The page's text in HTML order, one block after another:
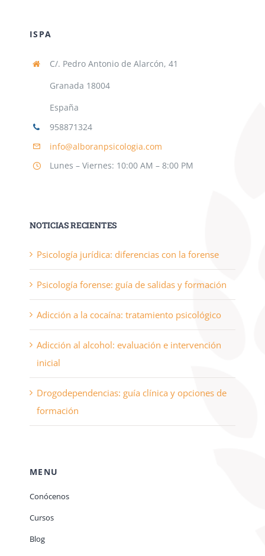
ISPA
C/. Pedro Antonio de Alarcón, 41
Granada 18004
España
958871324
info@alboranpsicologia.com
Lunes – Viernes: 10:00 AM – 8:00 PM
NOTICIAS RECIENTES
Psicología jurídica: diferencias con la forense
Psicología forense: guía de salidas y formación
Adicción a la cocaína: tratamiento psicológico
Adicción al alcohol: evaluación e intervención
inicial
Drogodependencias: guía clínica y opciones de
formación
MENU
Conócenos
Cursos
Blog